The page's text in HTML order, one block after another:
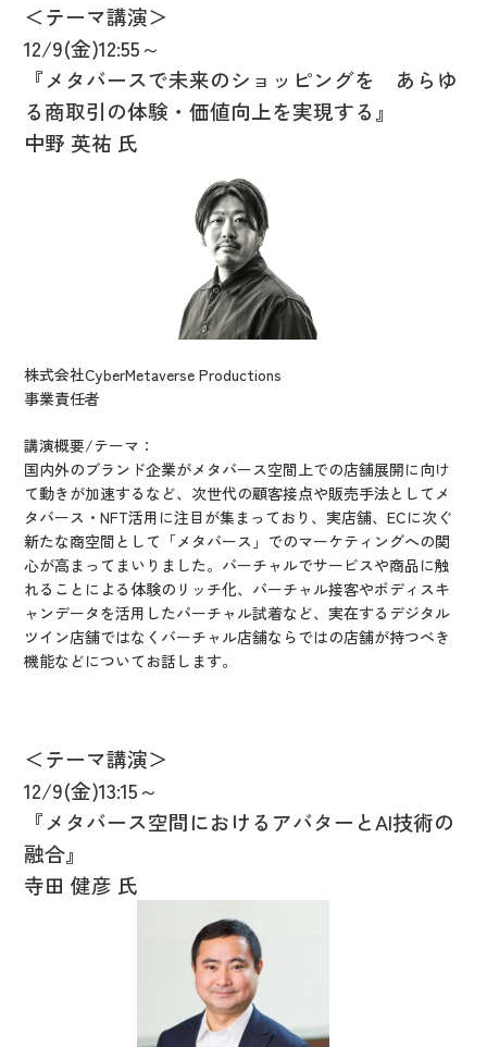
＜テーマ講演＞
12/9(金)12:55～
『メタバースで未来のショッピングを あらゆ
る商取引の体験・価値向上を実現する』
中野 英祐 氏
株式会社CyberMetaverse Productions
事業責任者
講演概要/テーマ：
国内外のブランド企業がメタバース空間上での店舗展開に向け
て動きが加速するなど、次世代の顧客接点や販売手法としてメ
タバース・NFT活用に注目が集まっており、実店舗、ECに次ぐ
新たな商空間として「メタバース」でのマーケティングへの関
心が高まってまいりました。バーチャルでサービスや商品に触
れることによる体験のリッチ化、バーチャル接客やボディスキ
ャンデータを活用したバーチャル試着など、実在するデジタル
ツイン店舗ではなくバーチャル店舗ならではの店舗が持つべき
機能などについてお話します。
＜テーマ講演＞
12/9(金)13:15～
『メタバース空間におけるアバターとAI技術の
融合』
寺田 健彦 氏